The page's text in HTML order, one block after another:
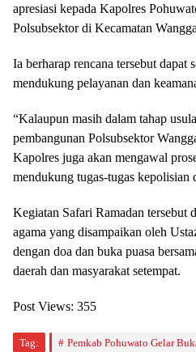
apresiasi kepada Kapolres
Polsubsektor di Kecamatan
Ia berharap rencana tersebut dapat
mendukung pelayanan dan
“Kalaupun masih dalam tahap
pembangunan Polsubsektor
Kapolres juga akan mengawal
mendukung tugas-tugas
Kegiatan Safari Ramadan tersebut
agama yang disampaikan oleh
dengan doa dan buka puasa
daerah dan masyarakat setempat.
Post Views: 355
Tag:
Pemkab Pohuwato Gelar